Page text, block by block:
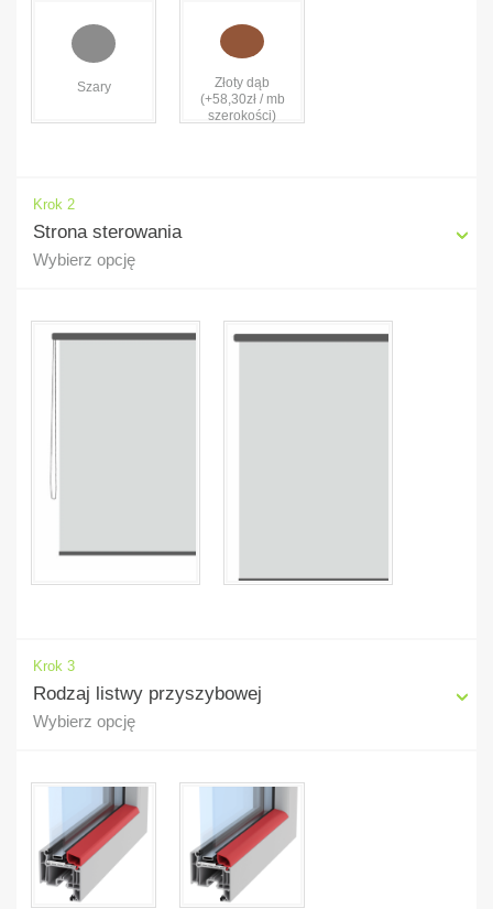
Szary
Złoty dąb
(+58,30zł / mb
szerokości)
Krok 2
Strona sterowania
Wybierz opcję
Krok 3
Rodzaj listwy przyszybowej
Wybierz opcję